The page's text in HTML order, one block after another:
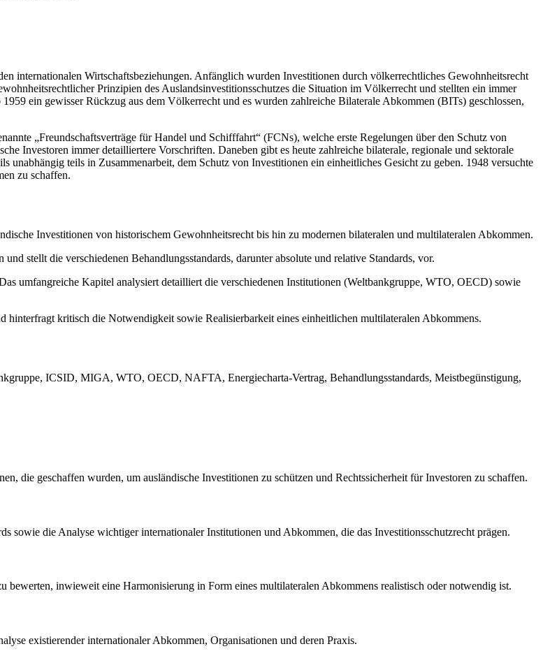
internationalen Wirtschaftsbeziehungen. Anfänglich wurden Investitionen durch völkerrechtliches Gewohnheitsrecht
Prinzipien des Auslandsinvestitionsschutzes die Situation im Völkerrecht und stellten ein immer
ein gewisser Rückzug aus dem Völkerrecht und es wurden zahlreiche Bilaterale Abkommen (BITs) geschlossen,
„Freundschaftsverträge für Handel und Schifffahrt“ (FCNs), welche erste Regelungen über den Schutz von
Investoren immer detailliertere Vorschriften. Daneben gibt es heute zahlreiche bilaterale, regionale und sektorale
unabhängig teils in Zusammenarbeit, dem Schutz von Investitionen ein einheitliches Gesicht zu geben. 1948 versuchte
zu schaffen.
Investitionen von historischem Gewohnheitsrecht bis hin zu modernen bilateralen und multilateralen Abkommen.
stellt die verschiedenen Behandlungsstandards, darunter absolute und relative Standards, vor.
umfangreiche Kapitel analysiert detailliert die verschiedenen Institutionen (Weltbankgruppe, WTO, OECD) sowie
hinterfragt kritisch die Notwendigkeit sowie Realisierbarkeit eines einheitlichen multilateralen Abkommens.
ICSID, MIGA, WTO, OECD, NAFTA, Energiecharta-Vertrag, Behandlungsstandards, Meistbegünstigung,
die geschaffen wurden, um ausländische Investitionen zu schützen und Rechtssicherheit für Investoren zu schaffen.
sowie die Analyse wichtiger internationaler Institutionen und Abkommen, die das Investitionsschutzrecht prägen.
bewerten, inwieweit eine Harmonisierung in Form eines multilateralen Abkommens realistisch oder notwendig ist.
existierender internationaler Abkommen, Organisationen und deren Praxis.